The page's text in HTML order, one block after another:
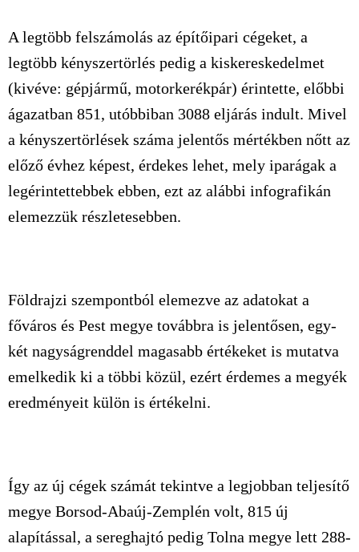
A legtöbb felszámolás az építőipari cégeket, a
legtöbb kényszertörlés pedig a kiskereskedelmet
(kivéve: gépjármű, motorkerékpár) érintette, előbbi
ágazatban 851, utóbbiban 3088 eljárás indult. Mivel
a kényszertörlések száma jelentős mértékben nőtt az
előző évhez képest, érdekes lehet, mely iparágak a
legérintettebbek ebben, ezt az alábbi infografikán
elemezzük részletesebben.
Földrajzi szempontból elemezve az adatokat a
főváros és Pest megye továbbra is jelentősen, egy-
két nagyságrenddel magasabb értékeket is mutatva
emelkedik ki a többi közül, ezért érdemes a megyék
eredményeit külön is értékelni.
Így az új cégek számát tekintve a legjobban teljesítő
megye Borsod-Abaúj-Zemplén volt, 815 új
alapítással, a sereghajtó pedig Tolna megye lett 288-